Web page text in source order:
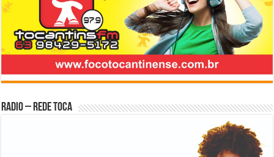
Radio – Rede Toca